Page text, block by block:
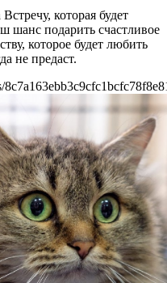
которая будет
подарить счастливое
которое будет любить
не предаст.